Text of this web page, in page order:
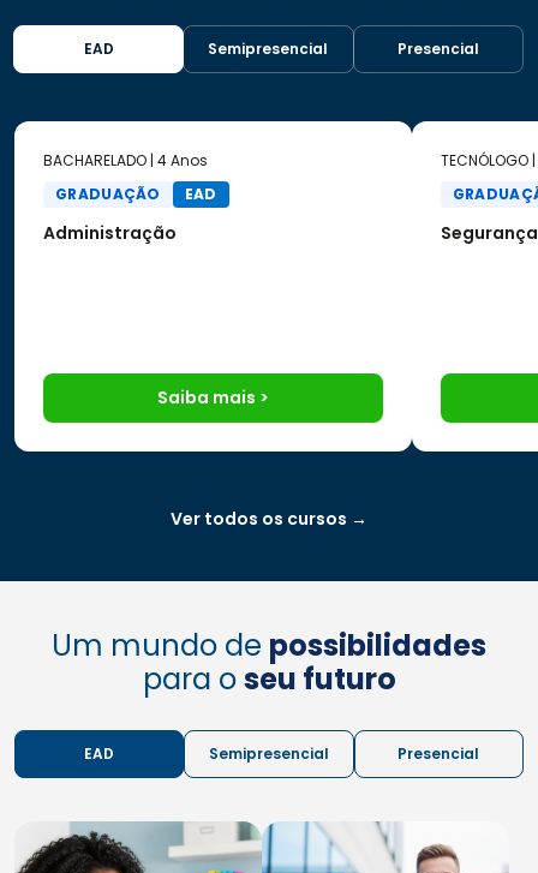
EAD Semipresencial Presencial
BACHARELADO | 4 Anos
GRADUAÇÃO
EAD
Administração
Saiba mais >
TECNÓLOGO
Ver todos os cursos →
Um mundo de possibilidades
para oseu futuro
EAD Semipresencial Presencial